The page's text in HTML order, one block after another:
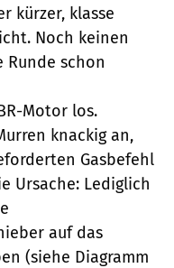
kürzer, klasse
Noch keinen
Runde schon
Motor los.
knackig an,
Gasbefehl
Ursache: Lediglich
auf das
(siehe Diagramm